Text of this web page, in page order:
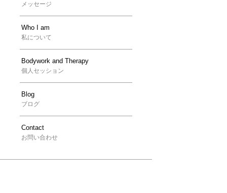
メッセージ
Who I am
私について
Bodywork and Therapy
個人セッション
Blog
ブログ
Contact
お問い合わせ